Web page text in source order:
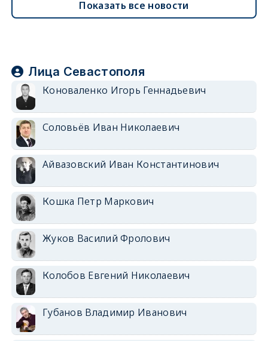
Показать все новости
Лица Севастополя
Коноваленко Игорь Геннадьевич
Соловьёв Иван Николаевич
Айвазовский Иван Константинович
Кошка Петр Маркович
Жуков Василий Фролович
Колобов Евгений Николаевич
Губанов Владимир Иванович